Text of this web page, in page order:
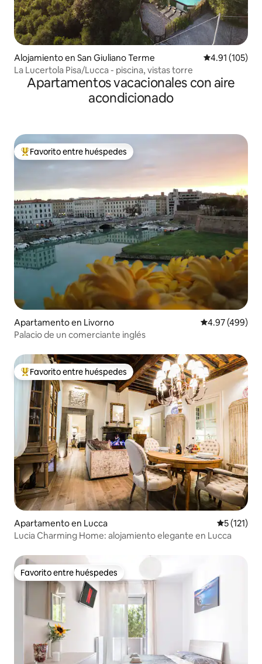
Alojamiento en San Giuliano Terme Calificación
4.91 (105)
La Lucertola Pisa/Lucca - piscina, vistas torre
Apartamentos vacacionales con aire
acondicionado
Favorito entre huéspedes preferido
Favorito entre huéspedes
Apartamento en Livorno Calificación
4.97 (499)
Palacio de un comerciante inglés
Favorito entre huéspedes preferido
Favorito entre huéspedes
Apartamento en Lucca
5 (121)
Lucia Charming Home: alojamiento elegante en Lucca
Favorito entre huéspedes
Favorito entre huéspedes